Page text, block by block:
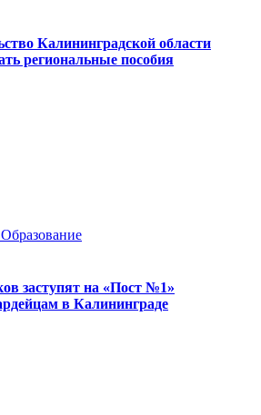
Калининградской области
региональные пособия
Образование
заступят на «Пост №1»
в Калининграде